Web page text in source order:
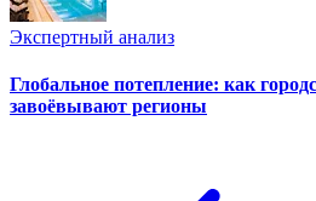
Экспертный анализ
Глобальное потепление: как
завоёвывают регионы